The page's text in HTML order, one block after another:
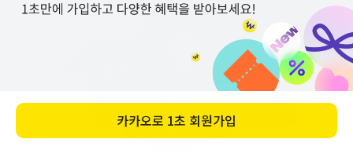
카카오로 1초 회원가입